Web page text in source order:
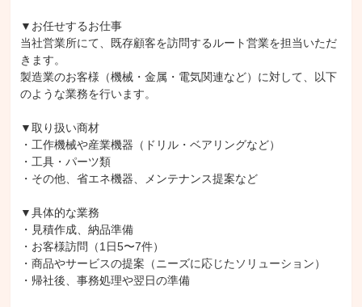
▼お任せするお仕事
当社営業所にて、既存顧客を訪問するルート営業を担当いただ
きます。
製造業のお客様（機械・金属・電気関連など）に対して、以下
のような業務を行います。
▼取り扱い商材
・工作機械や産業機器（ドリル・ベアリングなど）
・工具・パーツ類
・その他、省エネ機器、メンテナンス提案など
▼具体的な業務
・見積作成、納品準備
・お客様訪問（1日5〜7件）
・商品やサービスの提案（ニーズに応じたソリューション）
・帰社後、事務処理や翌日の準備